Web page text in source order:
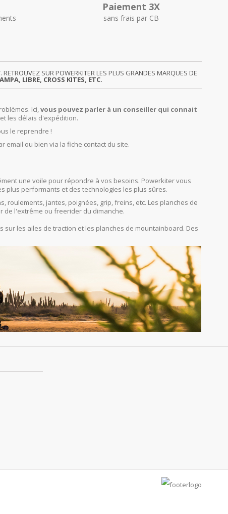
Paiement 3X
sans frais par CB
SUR POWERKITER LES PLUS GRANDES MARQUES DE
LIBRE, CROSS KITES, ETC.
Ici,vous pouvez parler à un conseiller qui connait
les délais d'expédition.
le reprendre !
email ou bien via la fiche contact du site.
une voile pour répondre à vos besoins. Powerkiter vous
plus performants et des technologies les plus sûres.
roulements, jantes, poignées, grip, freins, etc. Les planches de
l'extrême ou freerider du dimanche.
sur les ailes de traction et les planches de mountainboard. Des